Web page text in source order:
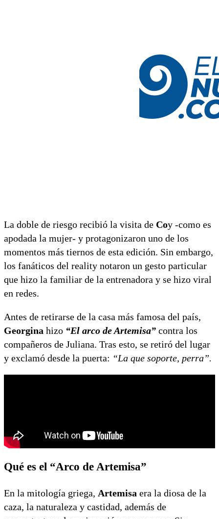
La doble de riesgo recibió la visita de Coy -como es
apodada la mujer- y protagonizaron uno de los
momentos más tiernos de esta edición. Sin embargo,
los fanáticos del reality notaron un gesto particular
que hizo la familiar de la entrenadora y se hizo viral
en redes.
Antes de retirarse de la casa más famosa del país,
Georgina hizo “El arco de Artemisa” contra los
compañeros de Juliana. Tras esto, se retiró del lugar
y exclamó desde la puerta: “La que soporte, perra”.
Qué es el “Arco de Artemisa”
En la mitología griega, Artemisa era la diosa de la
caza, la naturaleza y castidad, además de